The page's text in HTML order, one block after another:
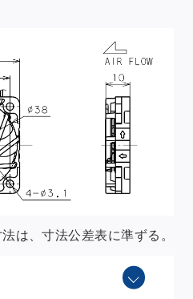
は、寸法公差表に準ずる。